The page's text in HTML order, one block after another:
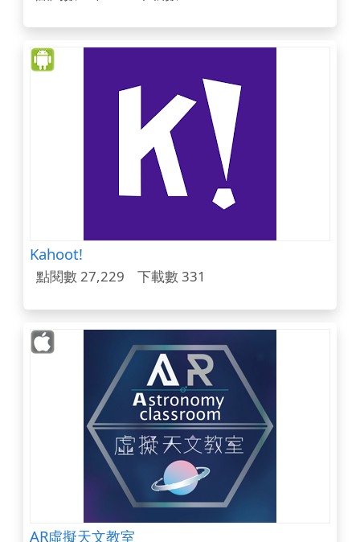
Kahoot!
點閱數 27,229 下載數 331
AR虛擬天文教室